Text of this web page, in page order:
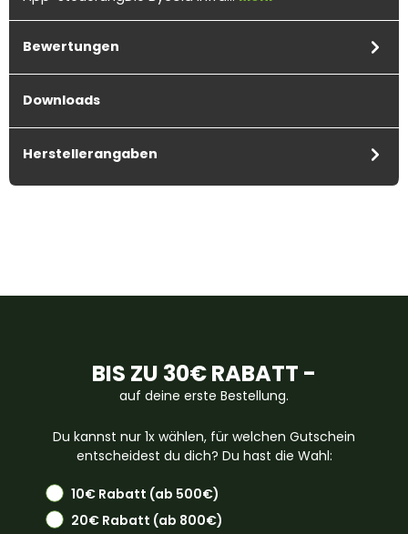
Bewertungen
Downloads
Herstellerangaben
BIS ZU 30€ RABATT -
auf deine erste Bestellung.
Du kannst nur 1x wählen, für welchen Gutschein
entscheidest du dich? Du hast die Wahl:
10€ Rabatt (ab 500€)
20€ Rabatt (ab 800€)